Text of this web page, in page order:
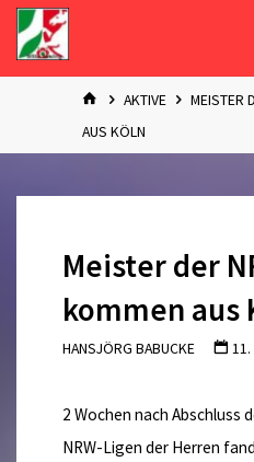
Zum
Inhalt
springen
STARTAKTIVE
MEISTER
AUS KÖLN
Meister der
kommen aus
HANSJÖRG BABUCKE 11.
2 Wochen nach Abschluss
NRW-Ligen der Herren